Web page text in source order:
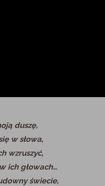
duszę,
w słowa,
wzruszyć,
ich głowach…
świecie,